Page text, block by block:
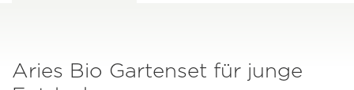
Aries Bio Gartenset für junge